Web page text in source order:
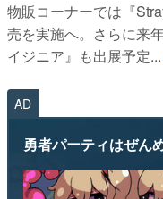
物販コーナーでは『
売を実施へ。さらに来
イジニア』も出展予定...
AD
勇者パーティはぜん